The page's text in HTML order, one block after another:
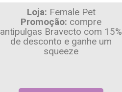
Loja: Female Pet
Promoção: compre
antipulgas Bravecto com 15%
de desconto e ganhe um
squeeze